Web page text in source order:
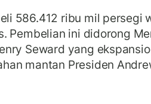
586.412 ribu mil persegi
Pembelian ini didorong
Seward yang
mantan Presiden